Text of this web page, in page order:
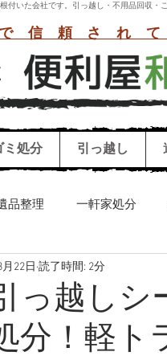
付いた会社です。引っ越し・不用品回収
信頼され
ミ処分 引っ越し
品整理 一軒家処分
クリーニング
お墓参り代行 冷蔵庫
っ越し
分！軽ト
22日 読了時間: 2分